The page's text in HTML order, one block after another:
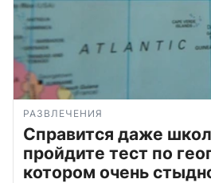
РАЗВЛЕЧЕНИЯ
Справится даже
пройдите тест по
котором очень